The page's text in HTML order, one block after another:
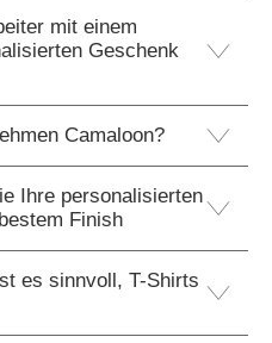
mit einem
Geschenk
Camaloon?
Ihre personalisierten
Finish
es sinnvoll, T-Shirts